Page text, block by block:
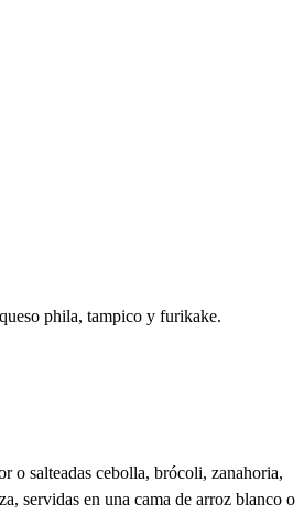
phila, tampico y furikake.
o salteadas cebolla, brócoli, zanahoria,
servidas en una cama de arroz blanco o